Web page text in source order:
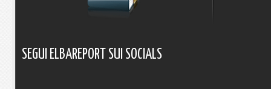
SEGUI ELBAREPORT SUI SOCIALS